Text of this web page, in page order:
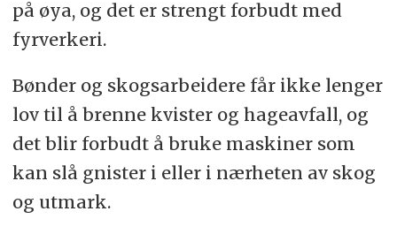
på øya, og det er strengt forbudt med
fyrverkeri.
Bønder og skogsarbeidere får ikke lenger
lov til å brenne kvister og hageavfall, og
det blir forbudt å bruke maskiner som
kan slå gnister i eller i nærheten av skog
og utmark.